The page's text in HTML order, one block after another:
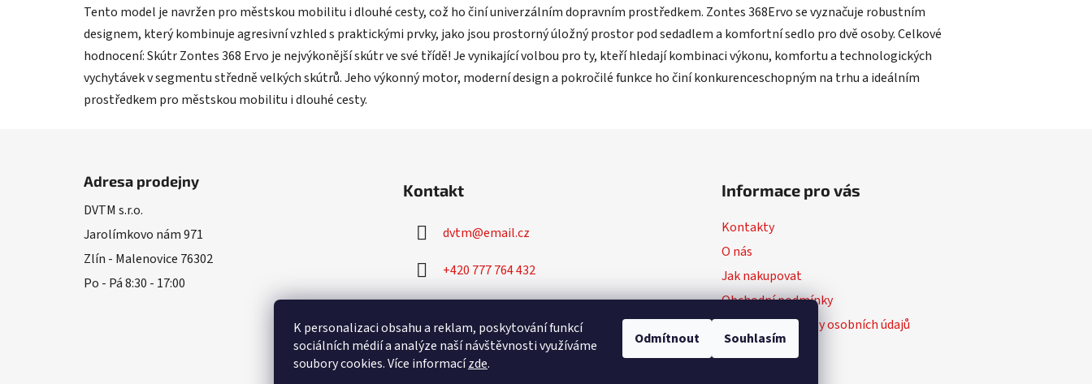
K personalizaci obsahu a reklam, poskytování funkcí
sociálních médií a analýze naší návštěvnosti využíváme
soubory cookies. Více informacízde.
Odmítnout Souhlasím
Tento model je navržen pro městskou mobilitu i dlouhé cesty, což ho činí univerzálním dopravním prostředkem. Zontes 368Ervo se vyznačuje robustním
designem, který kombinuje agresivní vzhled s praktickými prvky, jako jsou prostorný úložný prostor pod sedadlem a komfortní sedlo pro dvě osoby. Celkové
hodnocení: Skútr Zontes 368 Ervo je nejvýkonější skútr ve své třídě! Je vynikající volbou pro ty, kteří hledají kombinaci výkonu, komfortu a technologických
vychytávek v segmentu středně velkých skútrů. Jeho výkonný motor, moderní design a pokročilé funkce ho činí konkurenceschopným na trhu a ideálním
prostředkem pro městskou mobilitu i dlouhé cesty.
Adresa prodejny
DVTM s.r.o.
Jarolímkovo nám 971
Zlín - Malenovice 76302
Po - Pá 8:30 - 17:00
Kontakt
dvtm@email.cz
+420 777 764 432
Informace pro vás
Kontakty
O nás
Jak nakupovat
Obchodní podmínky
Podmínky ochrany osobních údajů